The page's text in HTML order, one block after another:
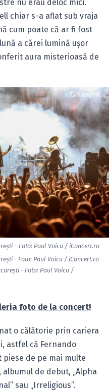
nu erau deloc mici.
chiar s-a aflat sub vraja
cum poate că ar fi fost
a cărei lumină uşor
aura misterioasă de
– Foto: Paul Voicu / iConcert.ro
- Foto: Paul Voicu / iConcert.ro
- Foto: Paul Voicu /
foto de la concert!
o călătorie prin cariera
astfel că Fernando
piese de pe mai multe
albumul de debut, „Alpha
sau „Irreligious”.